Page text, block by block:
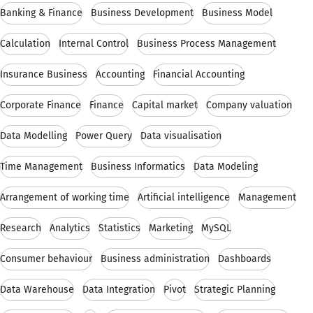
Banking & Finance Business Development Business Model
Calculation Internal Control Business Process Management
Insurance Business Accounting Financial Accounting
Corporate Finance Finance Capital market Company valuation
Data Modelling Power Query Data visualisation
Time Management Business Informatics Data Modeling
Arrangement of working time Artificial intelligence Management
Research Analytics Statistics Marketing MySQL
Consumer behaviour Business administration Dashboards
Data Warehouse Data Integration Pivot Strategic Planning